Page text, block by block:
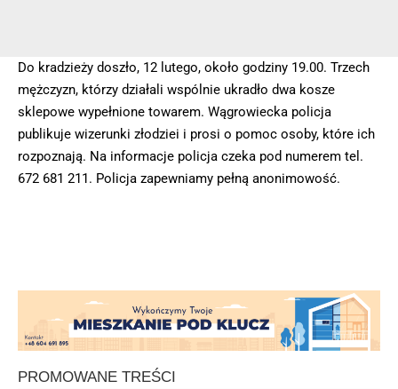
Do kradzieży doszło, 12 lutego, około godziny 19.00. Trzech
mężczyzn, którzy działali wspólnie ukradło dwa kosze
sklepowe wypełnione towarem. Wągrowiecka policja
publikuje wizerunki złodziei i prosi o pomoc osoby, które ich
rozpoznają. Na informacje policja czeka pod numerem tel.
672 681 211. Policja zapewniamy pełną anonimowość.